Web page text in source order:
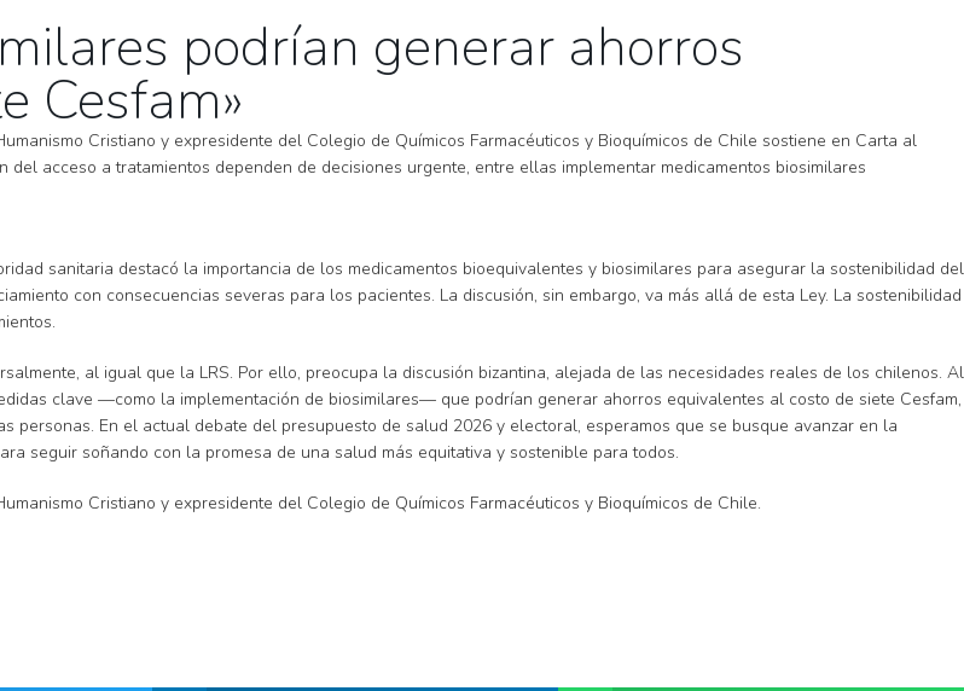
podrían generar ahorros
Cesfam»
Cristiano y expresidente del Colegio de Químicos Farmacéuticos y Bioquímicos de Chile sostiene en Carta al
acceso a tratamientos dependen de decisiones urgente, entre ellas implementar medicamentos biosimilares
sanitaria destacó la importancia de los medicamentos bioequivalentes y biosimilares para asegurar la sostenibilidad del
con consecuencias severas para los pacientes. La discusión, sin embargo, va más allá de esta Ley. La sostenibilidad
al igual que la LRS. Por ello, preocupa la discusión bizantina, alejada de las necesidades reales de los chilenos. Al
clave —como la implementación de biosimilares— que podrían generar ahorros equivalentes al costo de siete Cesfam,
En el actual debate del presupuesto de salud 2026 y electoral, esperamos que se busque avanzar en la
seguir soñando con la promesa de una salud más equitativa y sostenible para todos.
Cristiano y expresidente del Colegio de Químicos Farmacéuticos y Bioquímicos de Chile.